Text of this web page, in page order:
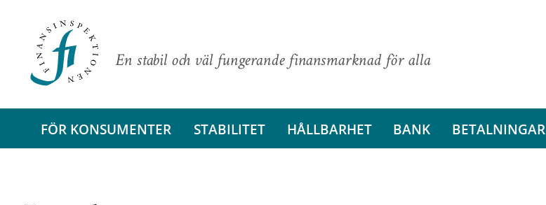
En stabil och väl fungerande finansmarknad för alla
FÖR KONSUMENTER STABILITET HÅLLBARHET BANK BETALNINGAR